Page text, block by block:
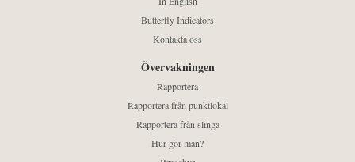
Butterfly Indicators
Kontakta oss
Övervakningen
Rapportera
Rapportera från punktlokal
Rapportera från slinga
Hur gör man?